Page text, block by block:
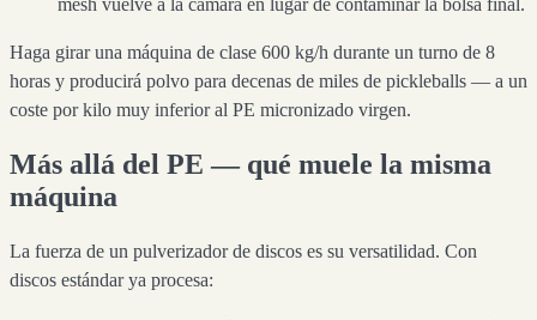
mesh vuelve a la cámara en lugar de contaminar la bolsa final.
Haga girar una máquina de clase 600 kg/h durante un turno de 8
horas y producirá polvo para decenas de miles de pickleballs — a un
coste por kilo muy inferior al PE micronizado virgen.
Más allá del PE — qué muele la misma
máquina
La fuerza de un pulverizador de discos es su versatilidad. Con
discos estándar ya procesa: